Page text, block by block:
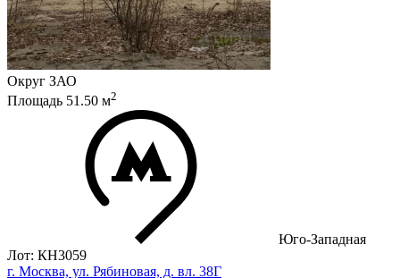
Округ ЗАО
Площадь 51.50 м2
Юго-Западная
Лот: КН3059
г. Москва, ул. Рябиновая, д. вл. 38Г